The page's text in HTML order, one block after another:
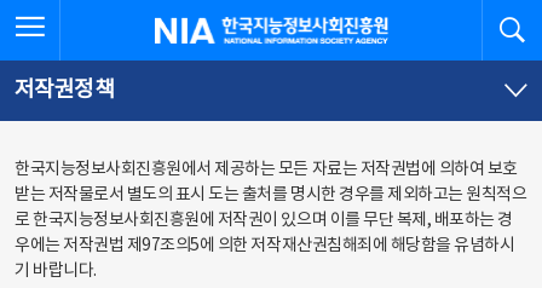
문
로
가
체
뉴
바
가
한국지능정보사회진흥원
저작권정책
한국지능정보사회진흥원에서 제공하는 모든 자료는 저작권법에 의하여 보호
받는 저작물로서 별도의 표시 도는 출처를 명시한 경우를 제외하고는 원칙적으
로 한국지능정보사회진흥원에 저작권이 있으며 이를 무단 복제, 배포하는 경
우에는 저작권법 제97조의5에 의한 저작재산권침해죄에 해당함을 유념하시
기 바랍니다.